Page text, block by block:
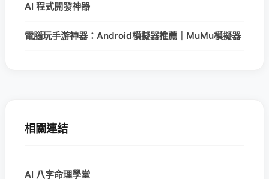
AI 程式開發神器
電腦玩手游神器：Android模擬器推薦｜MuMu模擬器
相關連結
AI 八字命理學堂